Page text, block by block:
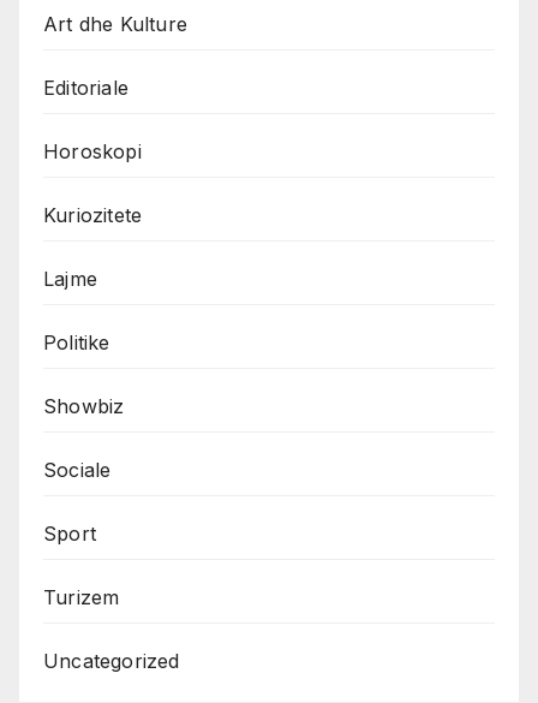
Art dhe Kulture
Editoriale
Horoskopi
Kuriozitete
Lajme
Politike
Showbiz
Sociale
Sport
Turizem
Uncategorized